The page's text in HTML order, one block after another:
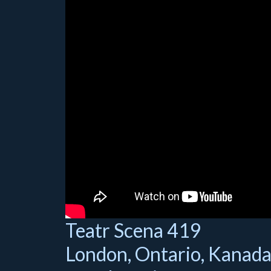
Teatr Scena 419
London, Ontario, Kanada